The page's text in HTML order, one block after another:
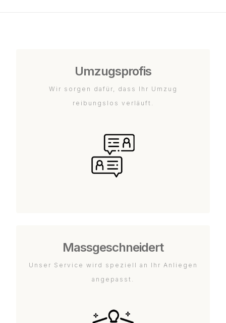
Umzugsprofis
Wir sorgen dafür, dass Ihr Umzug
reibungslos verläuft.
Massgeschneidert
Unser Service wird speziell an Ihr Anliegen
angepasst.